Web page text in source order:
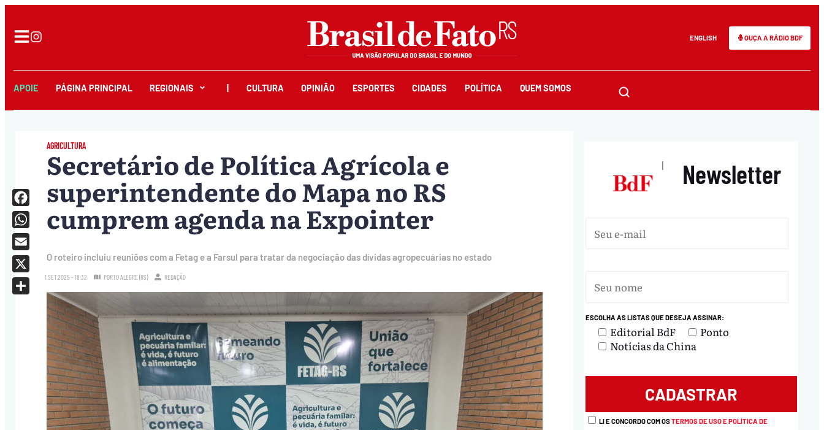
ENGLISH OUÇA A RÁDIO BDF
APOIE PÁGINA PRINCIPAL REGIONAIS CULTURA OPINIÃO ESPORTES CIDADES POLÍTICA QUEM SOMOS
AGRICULTURA
Secretário de Política Agrícola e
superintendente do Mapa no RS
cumprem agenda na Expointer
O roteiro incluiu reuniões com a Fetag e a Farsul para tratar da negociação das dívidas agropecuárias no estado
1.SET.2025 - 18:32 PORTO ALEGRE (RS) REDAÇÃO
Facebook
WhatsApp
Email
X
| Newsletter
ESCOLHA AS LISTAS QUE DESEJA ASSINAR:
Editorial BdF
Ponto
Notícias da China
LI E CONCORDO COM OSTERMOS DE USO E POLÍTICA DE